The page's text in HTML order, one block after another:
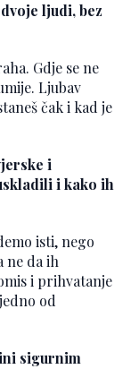
ljudi, bez
Gdje se ne
Ljubav
čak i kad je
i
i kako ih
isti, nego
ne da ih
i prihvatanje
od
sigurnim